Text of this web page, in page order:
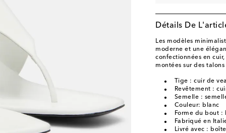
Détails De
Les modèles
moderne et une
confectionnées en
montées sur des
Tige : cuir de
Revêtement :
Semelle :
Couleur: blanc
Forme du bout :
Fabriqué en
Livré avec :